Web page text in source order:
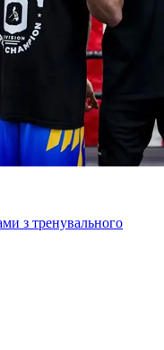
з тренувального